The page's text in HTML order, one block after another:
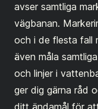
avser samtliga
vägbanan.
och i de flesta fall
även måla
och linjer i
ger dig gärna råd
ditt ändamål för